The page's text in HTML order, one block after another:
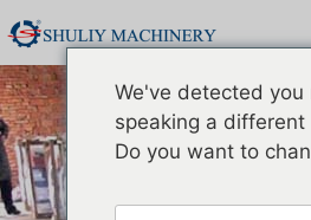
Μηχάνημα
μαύρου
We've detected you
speaking a different
Do you want to